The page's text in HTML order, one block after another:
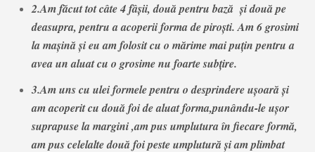
2.Am făcut tot câte 4 fâşii, două pentru bază şi două pe
deasupra, pentru a acoperii forma de piroşti. Am 6 grosimi
la maşină şi eu am folosit cu o mărime mai puţin pentru a
avea un aluat cu o grosime nu foarte subţire.
3.Am uns cu ulei formele pentru o desprindere uşoară şi
am acoperit cu două foi de aluat forma,punându-le uşor
suprapuse la margini ,am pus umplutura în fiecare formă,
am pus celelalte două foi peste umplutură şi am plimbat